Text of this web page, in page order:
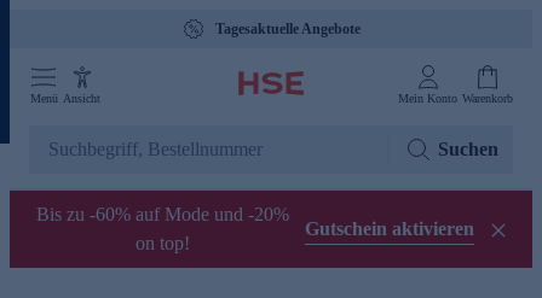
Tagesaktuelle Angebote
Menü Ansicht Mein Konto Warenkorb
Suchen
Bis zu -60% auf Mode und -20%
on top!
Gutschein aktivieren